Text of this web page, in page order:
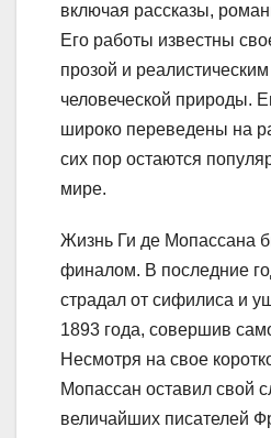
включая рассказы,
Его работы известны
прозой и
человеческой природы.
широко переведены на
сих пор остаются
мире.
Жизнь Ги де Мопассана
финалом. В последние
страдал от сифилиса и
1893 года, совершив
Несмотря на свое
Мопассан оставил свой
величайших писателей